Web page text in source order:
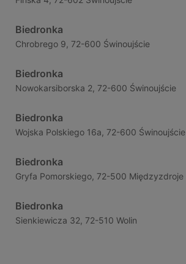
Biedronka
Chrobrego 9, 72-600 Świnoujście
Biedronka
Nowokarsiborska 2, 72-600 Świnoujście
Biedronka
Wojska Polskiego 16a, 72-600 Świnoujście
Biedronka
Gryfa Pomorskiego, 72-500 Międzyzdroje
Biedronka
Sienkiewicza 32, 72-510 Wolin